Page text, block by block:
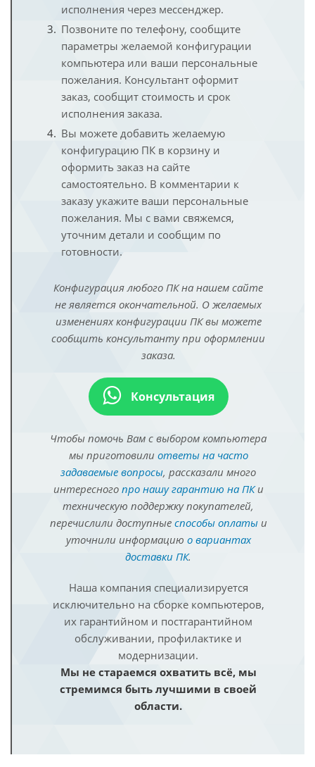
исполнения через мессенджер.
Позвоните по телефону, сообщите
параметры желаемой конфигурации
компьютера или ваши персональные
пожелания. Консультант оформит
заказ, сообщит стоимость и срок
исполнения заказа.
Вы можете добавить желаемую
конфигурацию ПК в корзину и
оформить заказ на сайте
самостоятельно. В комментарии к
заказу укажите ваши персональные
пожелания. Мы с вами свяжемся,
уточним детали и сообщим по
готовности.
Конфигурация любого ПК на нашем сайте
не является окончательной. О желаемых
изменениях конфигурации ПК вы можете
сообщить консультанту при оформлении
заказа.
Консультация
Чтобы помочь Вам с выбором компьютера
мы приготовили ответы на часто
задаваемые вопросы, рассказали много
интересного про нашу гарантию на ПКи
техническую поддержку покупателей,
перечислили доступные способы оплатыи
уточнили информацию о вариантах
доставки ПК.
Наша компания специализируется
исключительно на сборке компьютеров,
их гарантийном и постгарантийном
обслуживании, профилактике и
модернизации.
Мы не стараемся охватить всё, мы
стремимся быть лучшими в своей
области.